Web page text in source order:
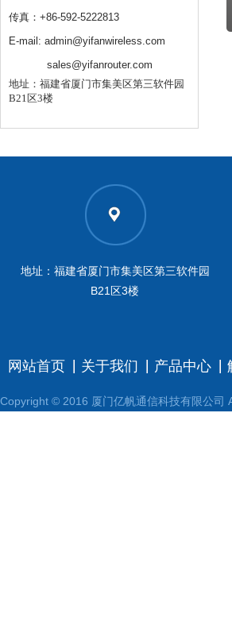
传真：+86-592-5222813
E-mail: admin@yifanwireless.com
sales@yifanrouter.com
地址：福建省厦门市集美区第三软件园
B21区3楼
地址：福建省厦门市集美区第三软件园
B21区3楼
网站首页 关于我们 产品中心
Copyright © 2016 厦门亿帆通信科技有限公司